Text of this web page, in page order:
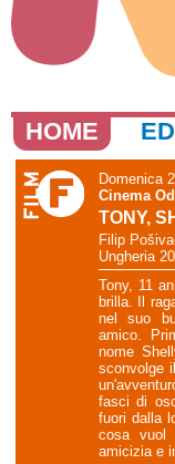
HOME
Domenica
Cinema
TONY,
Filip
Ungheria
Tony, 11
brilla. Il
nel suo
amico.
nome
sconvolge
fasci di
fuori dalla
cosa vuol
amicizia e